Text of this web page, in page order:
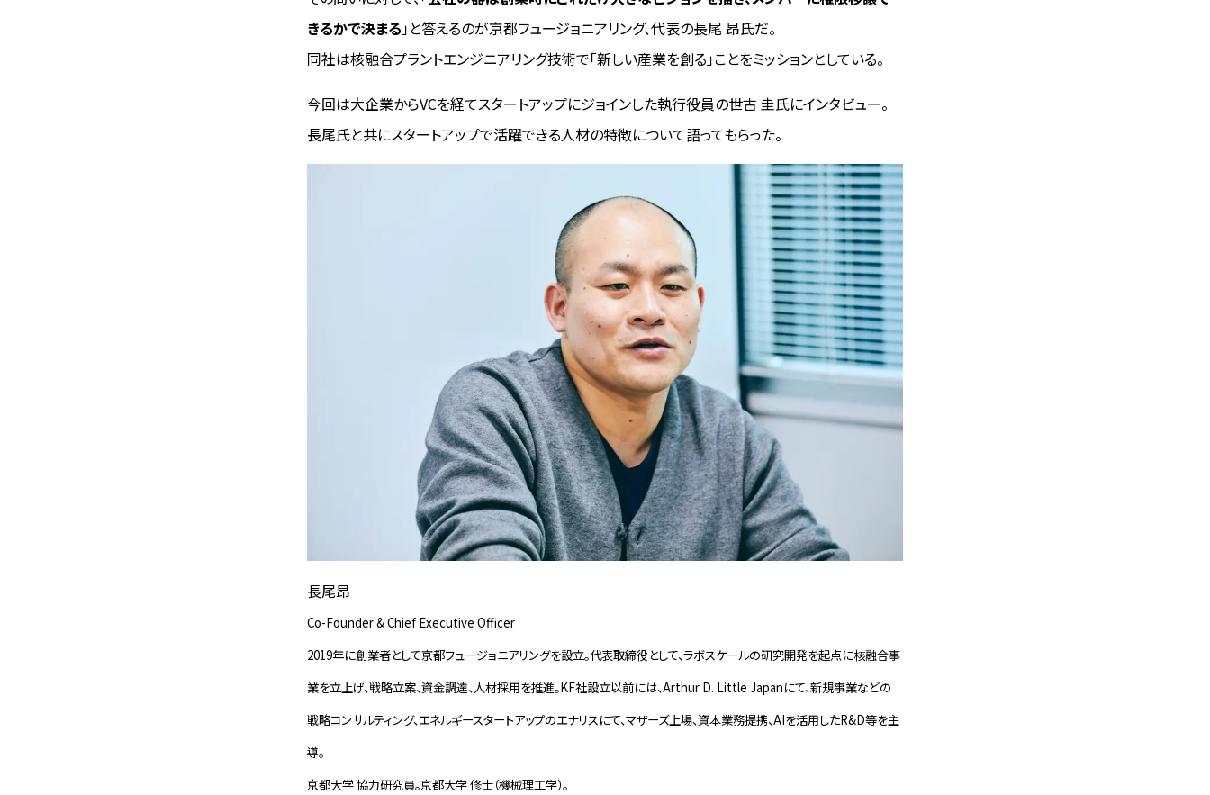
きるかで決まる」と答えるのが京都フュージョニアリング、代表の長尾 昂氏だ。
同社は核融合プラントエンジニアリング技術で「新しい産業を創る」ことをミッションとしている。
今回は大企業からVCを経てスタートアップにジョインした執行役員の世古 圭氏にインタビュー。
長尾氏と共にスタートアップで活躍できる人材の特徴について語ってもらった。
長尾昂
Co-Founder & Chief Executive Officer
2019年に創業者として京都フュージョニアリングを設立。代表取締役として、ラボスケールの研究開発を起点に核融合事
業を立上げ、戦略立案、資金調達、人材採用を推進。KF社設立以前には、Arthur D. Little Japanにて、新規事業などの
戦略コンサルティング、エネルギースタートアップのエナリスにて、マザーズ上場、資本業務提携、AIを活用したR&D等を主
導。
京都大学 協力研究員。京都大学 修士（機械理工学）。